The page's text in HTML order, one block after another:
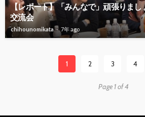
【レポート】「みんなで」頑張りま
交流会
chihounomikata 7年 ago
1 2 3 4
Page 1 of 4